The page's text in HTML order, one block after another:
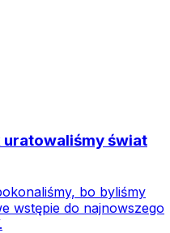
uratowaliśmy świat
bo byliśmy
wstępie do najnowszego